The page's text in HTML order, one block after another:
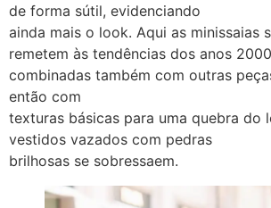
de forma sútil, evidenciando
ainda mais o look. Aqui as minissaias
remetem às tendências dos anos
combinadas também com outras
então com
texturas básicas para uma quebra do
vestidos vazados com pedras
brilhosas se sobressaem.